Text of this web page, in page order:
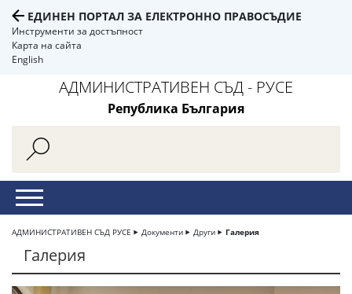
ЕДИНЕН ПОРТАЛ ЗА ЕЛЕКТРОННО ПРАВОСЪДИЕ
Инструменти за достъпност
Карта на сайта
English
АДМИНИСТРАТИВЕН СЪД - РУСЕ
Република България
АДМИНИСТРАТИВЕН СЪД РУСЕ Документи Други Галерия
Галерия